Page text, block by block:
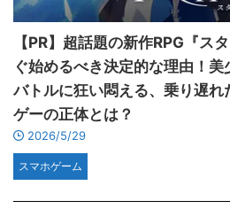
【PR】超話題の新作RPG『ス
ぐ始めるべき決定的な理由！
バトルに狂い悶える、乗り遅
ゲーの正体とは？
2026/5/29
スマホゲーム